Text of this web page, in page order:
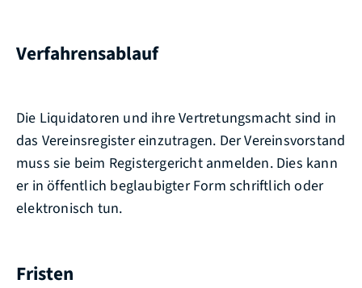
Verfahrensablauf
Die Liquidatoren und ihre Vertretungsmacht sind in
das Vereinsregister einzutragen. Der Vereinsvorstand
muss sie beim Registergericht anmelden. Dies kann
er in öffentlich beglaubigter Form schriftlich oder
elektronisch tun.
Fristen